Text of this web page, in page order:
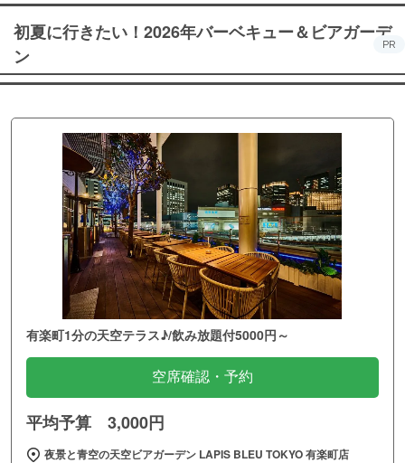
初夏に行きたい！2026年バーベキュー＆ビアガーデ
ン
PR
有楽町1分の天空テラス♪/飲み放題付5000円～
空席確認・予約
平均予算 3,000円
夜景と青空の天空ビアガーデン LAPIS BLEU TOKYO 有楽町店